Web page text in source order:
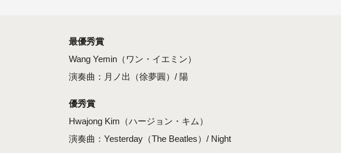
最優秀賞
Wang Yemin（ワン・イエミン）
演奏曲：月ノ出（徐夢圓）/ 陽
優秀賞
Hwajong Kim（ハージョン・キム）
演奏曲：Yesterday（The Beatles）/ Night